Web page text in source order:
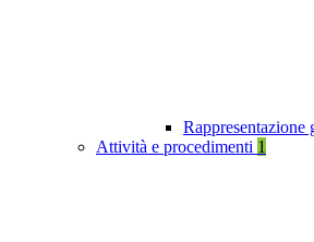
Rappresentazione
Attività e procedimenti 1